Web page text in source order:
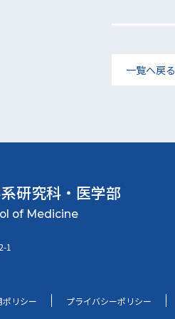
一覧へ戻る
研究科・医学部
1
ポリシー プライバシーポリシー